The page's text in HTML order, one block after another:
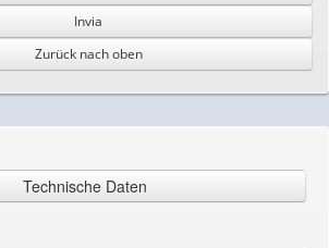
Invia
Zurück nach oben
Technische Daten